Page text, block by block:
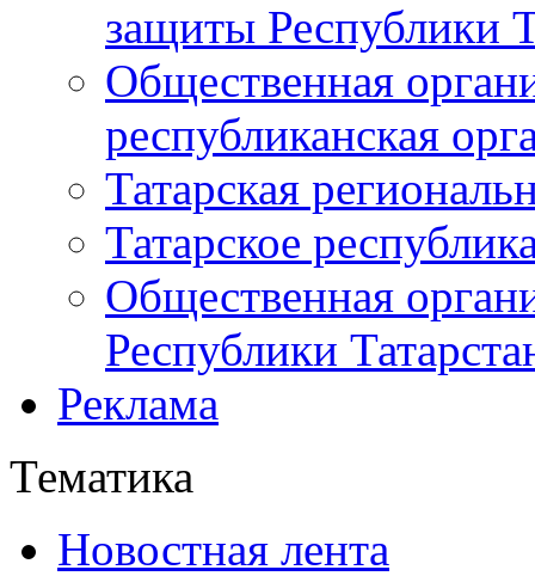
защиты Республики
Общественная
республиканская
Татарская
Татарское
Общественная
Республики
Реклама
Тематика
Новостная лента